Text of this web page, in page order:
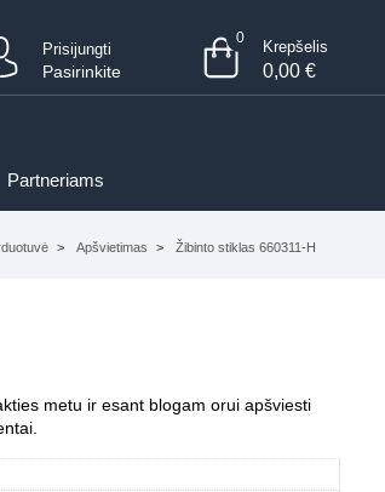
Prisijungti
Pasirinkite
0 Krepšelis
0,00 €
Partneriams
Apšvietimas Žibinto stiklas 660311-H
metu ir esant blogam orui apšviesti